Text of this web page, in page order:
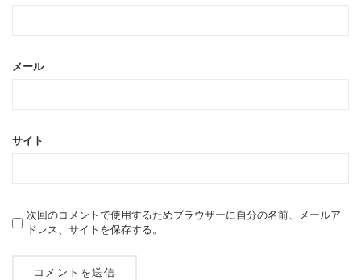
メール
サイト
次回のコメントで使用するためブラウザーに自分の名前、メールア
ドレス、サイトを保存する。